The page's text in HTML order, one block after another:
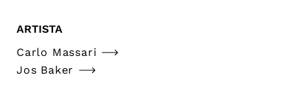
ARTISTA
Carlo Massari
Jos Baker